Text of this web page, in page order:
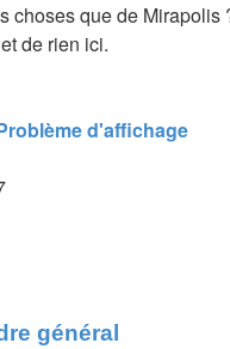
choses que de Mirapolis
de rien ici.
d'affichage
général